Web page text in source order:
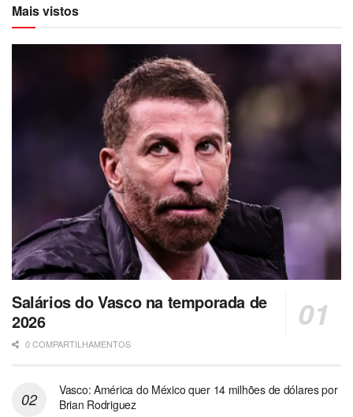
Mais vistos
Salários do Vasco na temporada de
2026
0 COMPARTILHAMENTOS
Vasco: América do México quer 14 milhões de dólares por
Brian Rodriguez